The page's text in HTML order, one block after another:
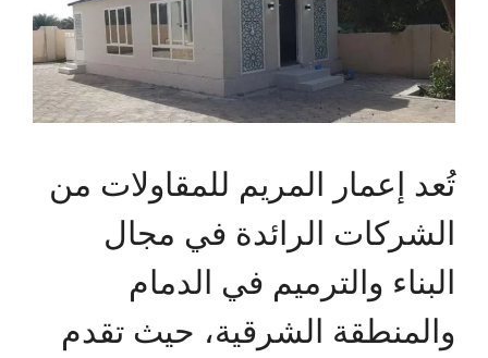
تُعد إعمار المريم للمقاولات من
الشركات الرائدة في مجال
البناء والترميم في الدمام
والمنطقة الشرقية، حيث تقدم